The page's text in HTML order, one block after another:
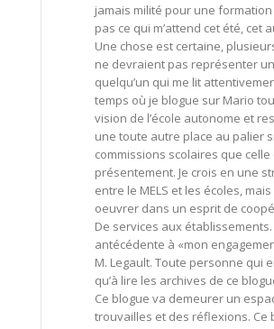
jamais milité pour une formation
pas ce qui m’attend cet été, cet
Une chose est certaine,
ne devraient pas représenter
quelqu’un qui me lit
temps où je blogue sur Mario
vision de l’école autonome et
une toute autre place au palier
commissions scolaires que celle
présentement. Je crois en une
entre le MELS et les écoles,
oeuvrer dans un esprit de
De services aux
antécédente à «mon
M. Legault. Toute personne qui
qu’à lire les archives de ce
Ce blogue va demeurer un
trouvailles et des réflexions. Ce